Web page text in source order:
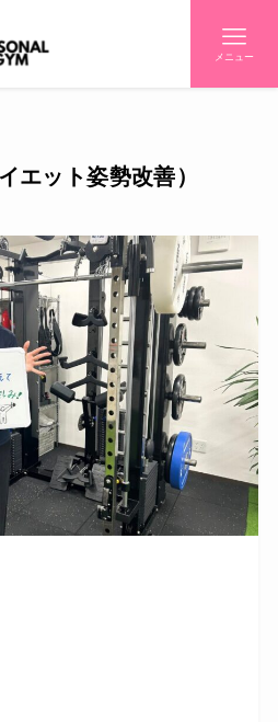
メニュー
エット姿勢改善）